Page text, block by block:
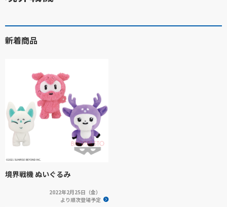
新着商品
境界戦機 ぬいぐるみ
2022年2月25日（金）
より順次登場予定